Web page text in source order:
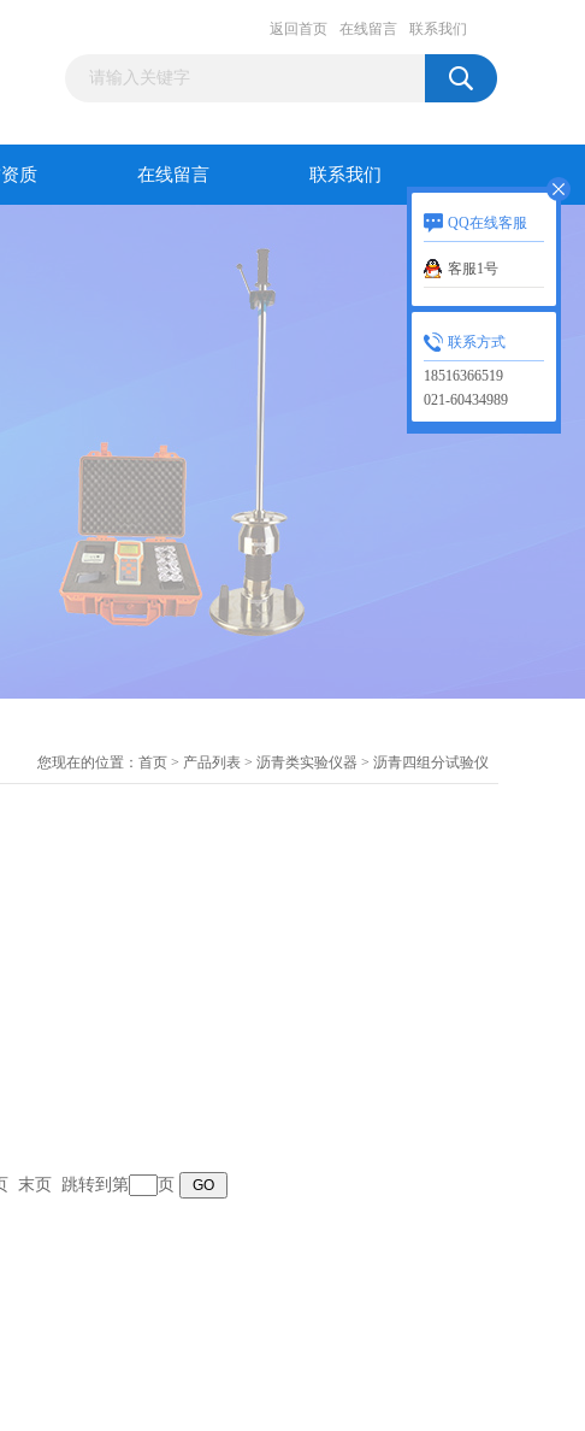
返回首页 在线留言 联系我们
质 在线留言 联系我们
您现在的位置： 首页 > 产品列表 > 沥青类实验仪器 > 沥青四组分试验仪
末页 跳转到第 页
QQ在线客服
客服1号
联系方式
18516366519
021-60434989